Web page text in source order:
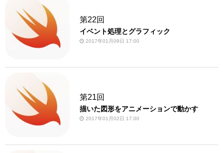
第22回
イベント処理とグラフィック
2017年01月09日 17:00
第21回
描いた図形をアニメーションで動かす
2017年01月02日 17:00